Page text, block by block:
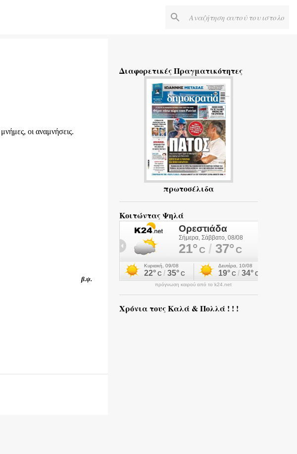
οι αναμνήσεις.
β.ψ.
Διαφορετικές Πραγματικότητες
πρωτοσέλιδα
Κοιτώντας Ψηλά
πρόγνωση καιρού από το k24.net
Χρόνια τους Καλά & Πολλά ! ! !